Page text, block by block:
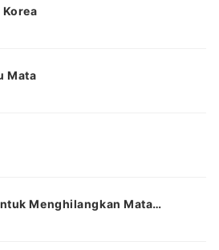
Korea
Mata
Menghilangkan Mata